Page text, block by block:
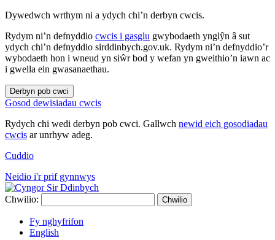
Dywedwch wrthym ni a ydych chi’n derbyn cwcis.
Rydym ni’n defnyddio cwcis i gasglu gwybodaeth ynglŷn â sut
ydych chi’n defnyddio sirddinbych.gov.uk. Rydym ni’n defnyddio’r
wybodaeth hon i wneud yn siŵr bod y wefan yn gweithio’n iawn ac
i gwella ein gwasanaethau.
Derbyn pob cwci
Gosod dewisiadau cwcis
Rydych chi wedi derbyn pob cwci. Gallwch newid eich gosodiadau
cwcis ar unrhyw adeg.
Cuddio
Neidio i'r prif gynnwys
Chwilio: Chwilio
Fy nghyfrifon
English